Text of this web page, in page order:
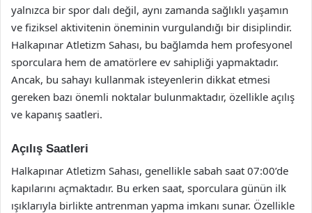
yalnızca bir spor dalı değil, aynı zamanda sağlıklı yaşamın
ve fiziksel aktivitenin öneminin vurgulandığı bir disiplindir.
Halkapınar Atletizm Sahası, bu bağlamda hem profesyonel
sporculara hem de amatörlere ev sahipliği yapmaktadır.
Ancak, bu sahayı kullanmak isteyenlerin dikkat etmesi
gereken bazı önemli noktalar bulunmaktadır, özellikle açılış
ve kapanış saatleri.
Açılış Saatleri
Halkapınar Atletizm Sahası, genellikle sabah saat 07:00’de
kapılarını açmaktadır. Bu erken saat, sporculara günün ilk
ışıklarıyla birlikte antrenman yapma imkanı sunar. Özellikle